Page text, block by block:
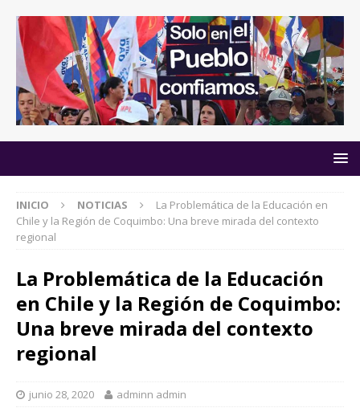
INICIO NOTICIAS
La Problemática de la Educación en
Chile y la Región de Coquimbo: Una breve mirada del contexto
regional
La Problemática de la Educación
en Chile y la Región de Coquimbo:
Una breve mirada del contexto
regional
junio 28, 2020 adminn admin